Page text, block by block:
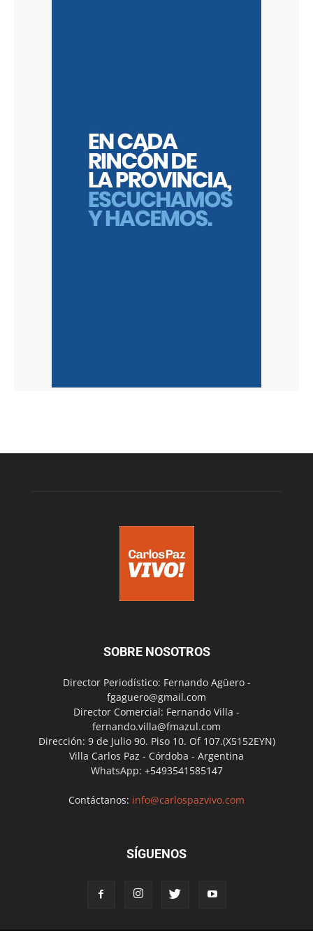
SOBRE NOSOTROS
Director Periodístico: Fernando Agüero -
fgaguero@gmail.com
Director Comercial: Fernando Villa -
fernando.villa@fmazul.com
Dirección: 9 de Julio 90. Piso 10. Of 107.(X5152EYN)
Villa Carlos Paz - Córdoba - Argentina
WhatsApp: +5493541585147
Contáctanos: info@carlospazvivo.com
SÍGUENOS